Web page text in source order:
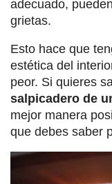
adecuado,
grietas.
Esto hace que
estética del
peor. Si quieres
salpicadero de
mejor manera
que debes saber